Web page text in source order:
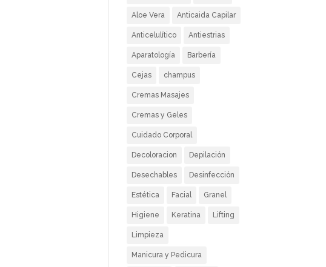
Aloe Vera Anticaida Capilar
Anticelulítico Antiestrias
Aparatología Barbería
Cejas champus
Cremas Masajes
Cremas y Geles
Cuidado Corporal
Decoloracion Depilación
Desechables Desinfección
Estética Facial Granel
Higiene Keratina Lifting
Limpieza
Manicura y Pedicura